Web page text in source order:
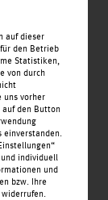
GmbH
auf dieser
den Betrieb
Statistiken,
von durch
uns vorher
den Button
einverstanden.
individuell
und
bzw. Ihre